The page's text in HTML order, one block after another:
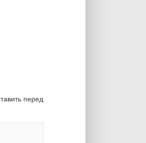
перед